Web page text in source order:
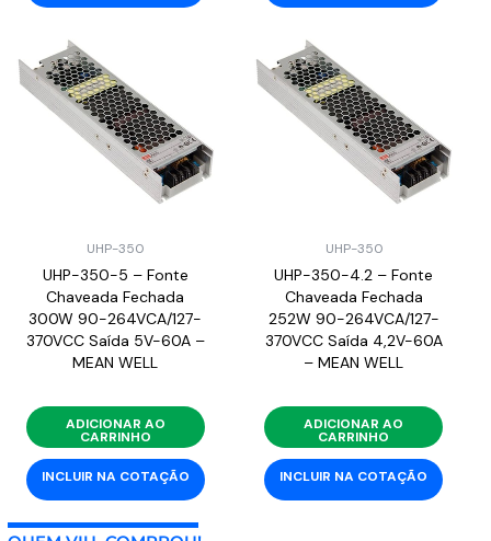
UHP-350
UHP-350-5 – Fonte
Chaveada Fechada
300W 90-264VCA/127-
370VCC Saída 5V-60A –
MEAN WELL
ADICIONAR AO
CARRINHO
INCLUIR NA COTAÇÃO
UHP-350
UHP-350-4.2 – Fonte
Chaveada Fechada
252W 90-264VCA/127-
370VCC Saída 4,2V-60A
– MEAN WELL
ADICIONAR AO
CARRINHO
INCLUIR NA COTAÇÃO